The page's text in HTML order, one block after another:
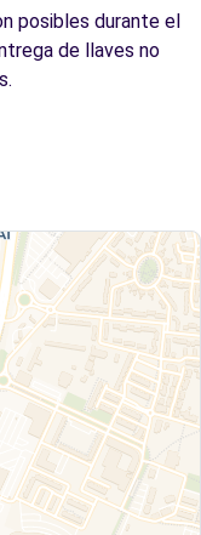
posibles durante el
de llaves no